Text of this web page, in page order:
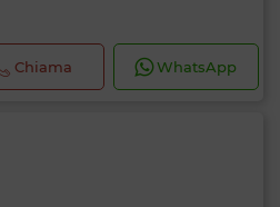
Chiama WhatsApp